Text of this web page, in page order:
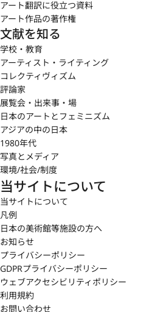
アート翻訳に役立つ資料
アート作品の著作権
文献を知る
学校・教育
アーティスト・ライティング
コレクティヴィズム
評論家
展覧会・出来事・場
日本のアートとフェミニズム
アジアの中の日本
1980年代
写真とメディア
環境/社会/制度
当サイトについて
当サイトについて
凡例
日本の美術館等施設の方へ
お知らせ
プライバシーポリシー
GDPRプライバシーポリシー
ウェブアクセシビリティポリシー
利用規約
お問い合わせ